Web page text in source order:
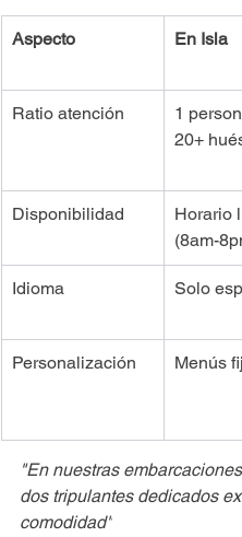
Aspecto En Isla
Ratio atención
1
20+
Disponibilidad
Horario
(8am-
Idioma Solo
Personalización Menús
"En nuestras
dos tripulantes dedicados
comodidad"